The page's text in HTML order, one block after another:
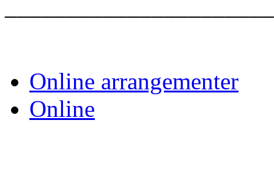
Online arrangementer
Online